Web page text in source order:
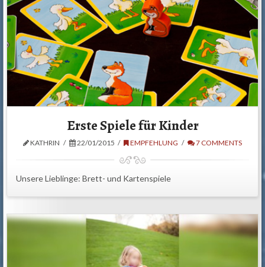
Erste Spiele für Kinder
KATHRIN 22/01/2015 EMPFEHLUNG 7 COMMENTS
Unsere Lieblinge: Brett- und Kartenspiele